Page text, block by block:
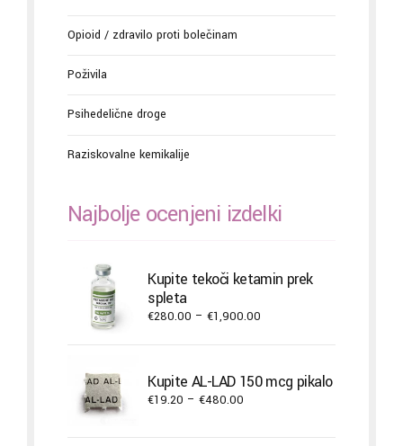
Opioid / zdravilo proti bolečinam
Poživila
Psihedelične droge
Raziskovalne kemikalije
Najbolje ocenjeni izdelki
Kupite tekoči ketamin prek
spleta
€280.00 – €1,900.00
through
€1,900.00
Kupite AL-LAD 150 mcg pikalo
€19.20 – €480.00